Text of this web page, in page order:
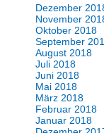
Dezember
November
Oktober 2018
September
August 2018
Juli 2018
Juni 2018
Mai 2018
März 2018
Februar 2018
Januar 2018